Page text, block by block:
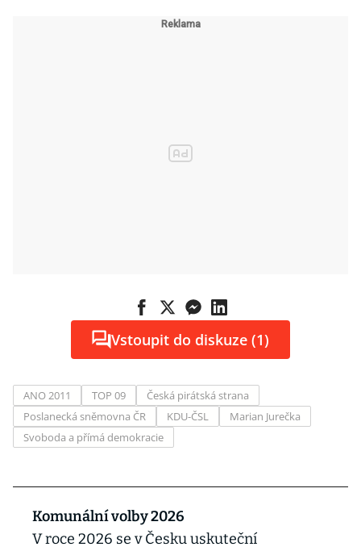
Vstoupit do diskuze (1)
ANO 2011 TOP 09
Česká pirátská strana
Poslanecká sněmovna ČR
KDU-ČSL
Marian Jurečka
Svoboda a přímá demokracie
Komunální volby 2026
V roce 2026 se v Česku uskuteční